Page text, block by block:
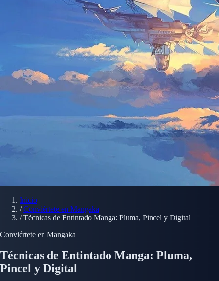
Inicio
/ Conviértete en Mangaka
/ Técnicas de Entintado Manga: Pluma, Pincel y Digital
Conviértete en Mangaka
Técnicas de Entintado Manga: Pluma,
Pincel y Digital